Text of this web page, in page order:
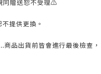
同贈送恕不受理⚠️
提供更換。
品出貨前皆會進行最後檢查，